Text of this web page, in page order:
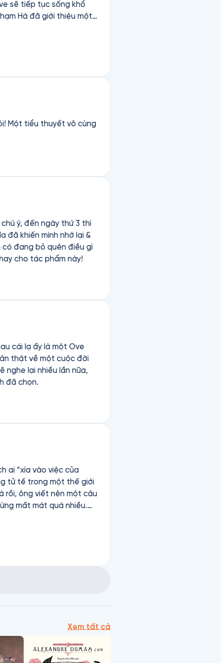
sẽ tiếp tục sống khổ
Một tiểu thuyết vô cùng
ý, đến ngày thứ 3 thì
đã khiến mình nhớ lại &
có đang bỏ quên điều gì
đọc rất hay cho tác phẩm này!
cái lạ ấy là một Ove
nghe lại nhiều lần nữa,
đã chọn.
ai “xía vào việc của
tử tế trong một thế giới
rồi, ông viết nên một câu
mất mát quá nhiều.
Và thật kỳ diệu, cái lý
tò mò, một con mèo
lòng người bằng
trải qua bao nhiêu mất
lòng trắc ẩn, dành
Xem tất cả